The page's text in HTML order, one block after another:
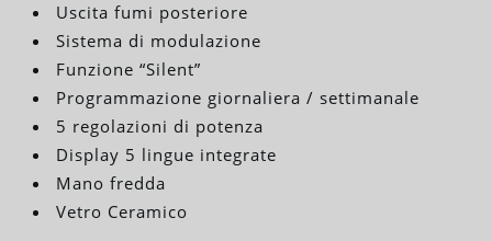
Uscita fumi posteriore
Sistema di modulazione
Funzione “Silent”
Programmazione giornaliera / settimanale
5 regolazioni di potenza
Display 5 lingue integrate
Mano fredda
Vetro Ceramico